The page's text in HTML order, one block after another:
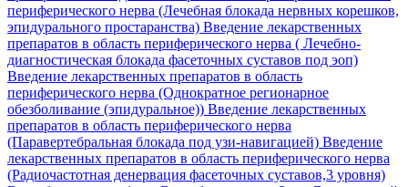
периферического нерва (Лечебная блокада нервных корешков,
эпидурального простаранства) Введение лекарственных
препаратов в область периферического нерва ( Лечебно-
диагностическая блокада фасеточных суставов под эоп)
Введение лекарственных препаратов в область
периферического нерва (Однократное регионарное
обезболивание (эпидуральное)) Введение лекарственных
препаратов в область периферического нерва
(Паравертебральная блокада под узи-навигацией) Введение
лекарственных препаратов в область периферического нерва
(Радиочастотная денервация фасеточных суставов,3 уровня)